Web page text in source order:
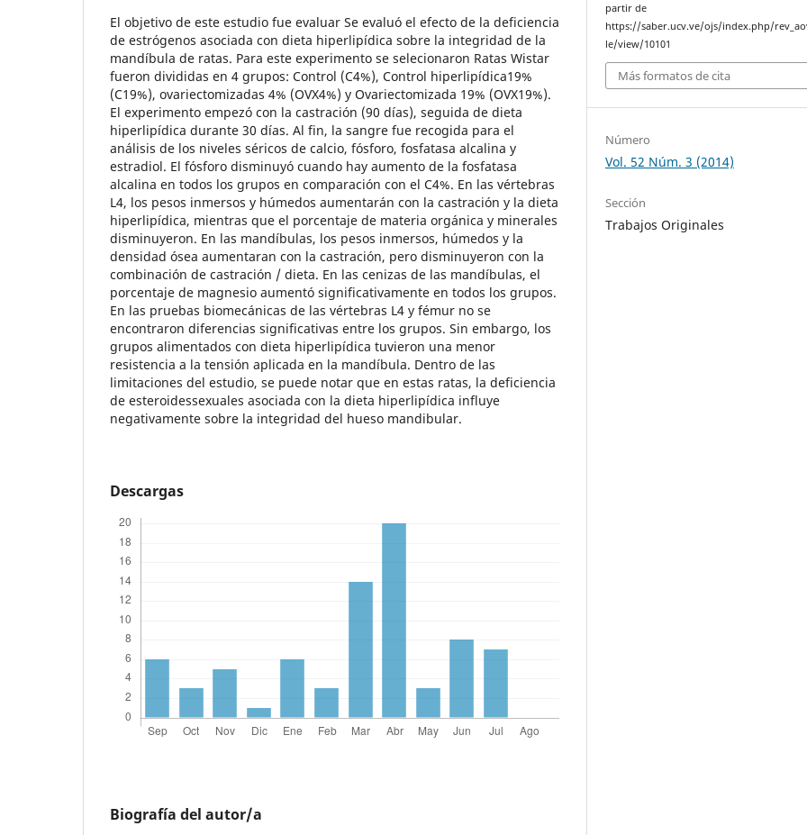
El objetivo de este estudio fue evaluar Se evaluó el efecto de la deficiencia
de estrógenos asociada con dieta hiperlipídica sobre la integridad de la
mandíbula de ratas. Para este experimento se selecionaron Ratas Wistar
fueron divididas en 4 grupos: Control (C4%), Control hiperlipídica19%
(C19%), ovariectomizadas 4% (OVX4%) y Ovariectomizada 19% (OVX19%).
El experimento empezó con la castración (90 días), seguida de dieta
hiperlipídica durante 30 días. Al fin, la sangre fue recogida para el
análisis de los niveles séricos de calcio, fósforo, fosfatasa alcalina y
estradiol. El fósforo disminuyó cuando hay aumento de la fosfatasa
alcalina en todos los grupos en comparación con el C4%. En las vértebras
L4, los pesos inmersos y húmedos aumentarán con la castración y la dieta
hiperlipídica, mientras que el porcentaje de materia orgánica y minerales
disminuyeron. En las mandíbulas, los pesos inmersos, húmedos y la
densidad ósea aumentaran con la castración, pero disminuyeron con la
combinación de castración / dieta. En las cenizas de las mandíbulas, el
porcentaje de magnesio aumentó significativamente en todos los grupos.
En las pruebas biomecánicas de las vértebras L4 y fémur no se
encontraron diferencias significativas entre los grupos. Sin embargo, los
grupos alimentados con dieta hiperlipídica tuvieron una menor
resistencia a la tensión aplicada en la mandíbula. Dentro de las
limitaciones del estudio, se puede notar que en estas ratas, la deficiencia
de esteroidessexuales asociada con la dieta hiperlipídica influye
negativamente sobre la integridad del hueso mandibular.
Descargas
Biografía del autor/a
partir de
https://saber.ucv.ve/ojs/index.php/
le/view/10101
Más formatos de cita
Número
Vol. 52 Núm. 3 (2014)
Sección
Trabajos Originales